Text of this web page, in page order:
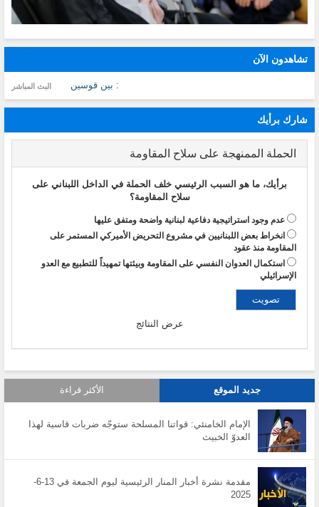
تشاهدون الآن
: بين قوسين البث المباشر
شارك برأيك
الحملة الممنهجة على سلاح المقاومة
برأيك، ما هو السبب الرئيسي خلف الحملة في الداخل اللبناني على
سلاح المقاومة؟
عدم وجود استراتيجية دفاعية لبنانية واضحة ومتفق عليها
انخراط بعض اللبنانيين في مشروع التحريض الأميركي المستمر على
المقاومة منذ عقود
استكمال العدوان النفسي على المقاومة وبيئتها تمهيداً للتطبيع مع العدو
الإسرائيلي
عرض النتائج
جديد الموقع الأكثر قراءة
الإمام الخامنئي: قواتنا المسلحة ستوجّه ضربات قاسية لهذا
العدوّ الخبيث
مقدمة نشرة أخبار المنار الرئيسية ليوم الجمعة في 13-6-
2025